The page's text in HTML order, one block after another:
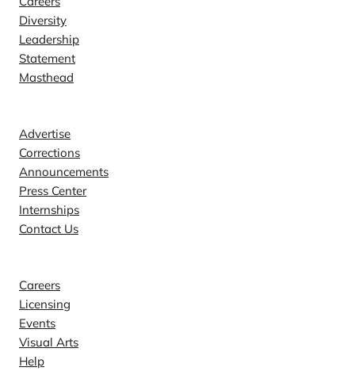
Diversity
Leadership
Statement
Masthead
Advertise
Corrections
Announcements
Press Center
Internships
Contact Us
Careers
Licensing
Events
Visual Arts
Help